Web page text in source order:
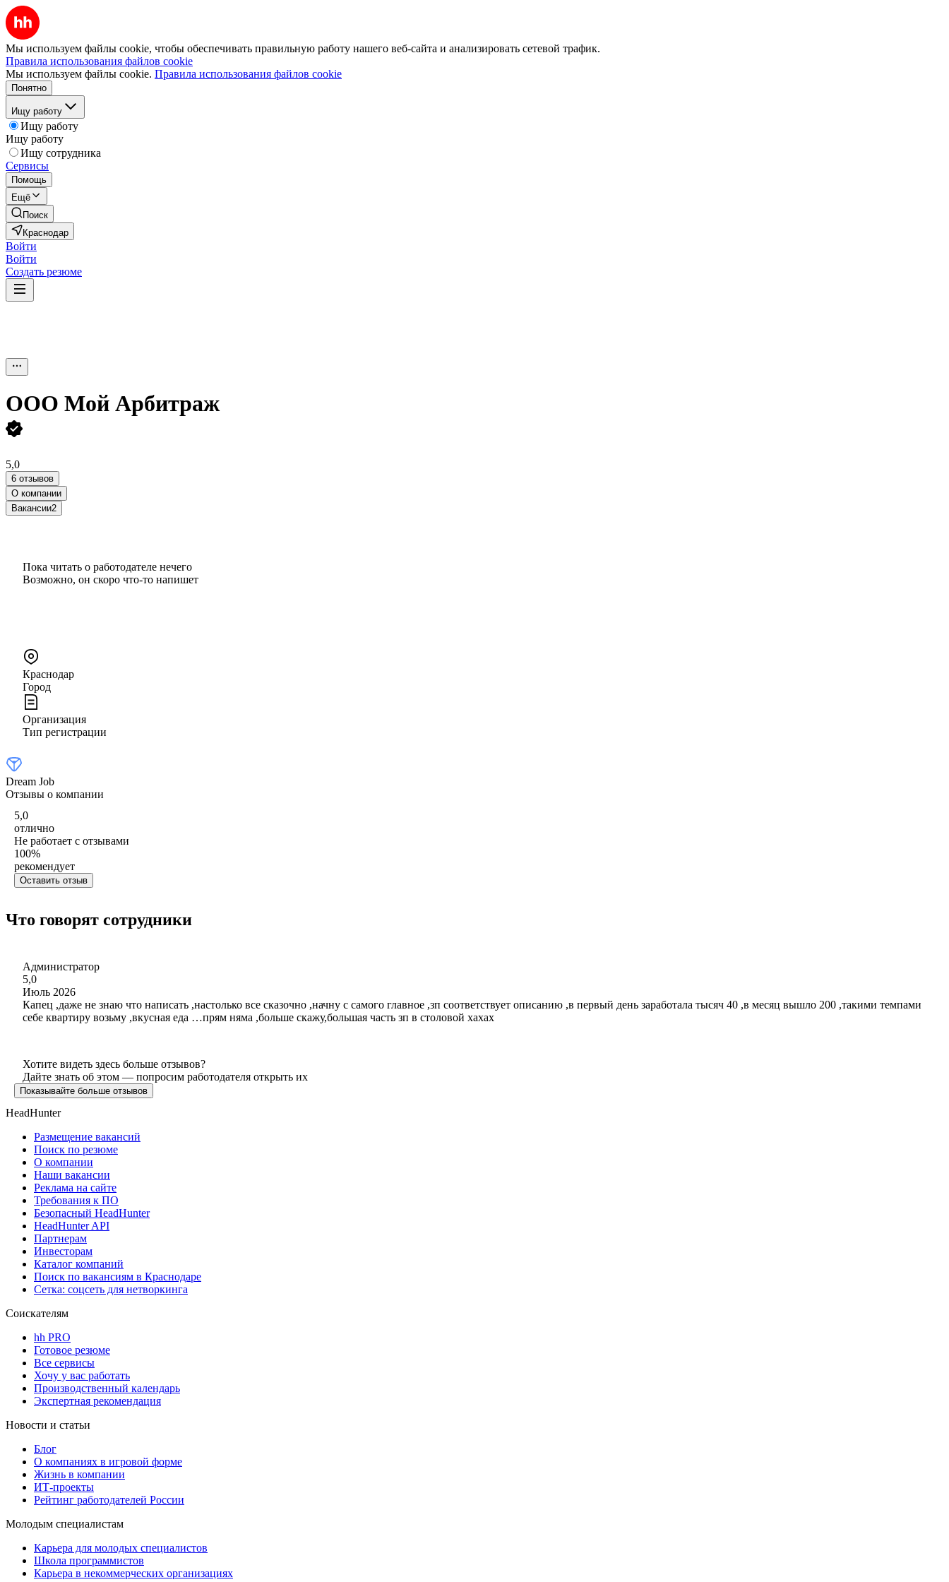
Мы используем файлы cookie, чтобы обеспечивать правильную работу нашего веб-сайта и анализировать сетевой трафик.
Правила использования файлов cookie
Мы используем файлы cookie. Правила использования файлов cookie
Понятно
Ищу работу
Ищу работу
Ищу работу
Ищу сотрудника
Сервисы
Помощь
Ещё
Поиск
Краснодар
Войти
Войти
Создать резюме
ООО Мой Арбитраж
5,0
6 отзывов
О компании
Вакансии2
Пока читать о работодателе нечего
Возможно, он скоро что‑то напишет
Краснодар
Город
Организация
Тип регистрации
Dream Job
Отзывы о компании
5,0
отлично
Не работает с отзывами
100%
рекомендует
Оставить отзыв
Что говорят сотрудники
Администратор
5,0
Июль 2026
Капец ,даже не знаю что написать ,настолько все сказочно ,начну с самого главное ,зп соответствует описанию ,в первый день заработала тысяч 40 ,в месяц вышло 200 ,такими темпами
себе квартиру возьму ,вкусная еда …прям няма ,больше скажу,большая часть зп в столовой хахах
Хотите видеть здесь больше отзывов?
Дайте знать об этом — попросим работодателя открыть их
Показывайте больше отзывов
HeadHunter
Размещение вакансий
Поиск по резюме
О компании
Наши вакансии
Реклама на сайте
Требования к ПО
Безопасный HeadHunter
HeadHunter API
Партнерам
Инвесторам
Каталог компаний
Поиск по вакансиям в Краснодаре
Сетка: соцсеть для нетворкинга
Соискателям
hh PRO
Готовое резюме
Все сервисы
Хочу у вас работать
Производственный календарь
Экспертная рекомендация
Новости и статьи
Блог
О компаниях в игровой форме
Жизнь в компании
ИТ-проекты
Рейтинг работодателей России
Молодым специалистам
Карьера для молодых специалистов
Школа программистов
Карьера в некоммерческих организациях